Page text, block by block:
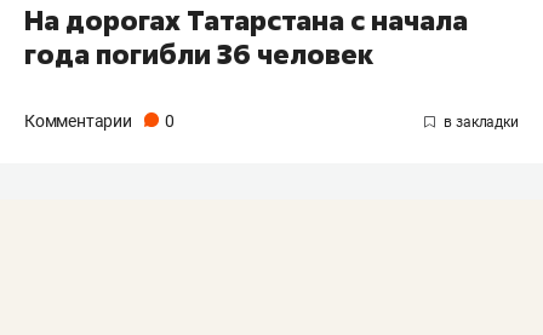
На дорогах Татарстана с начала
года погибли 36 человек
Комментарии 0